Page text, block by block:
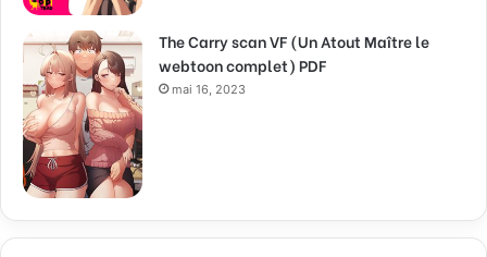
The Carry scan VF (Un Atout Maître le
webtoon complet) PDF
mai 16, 2023